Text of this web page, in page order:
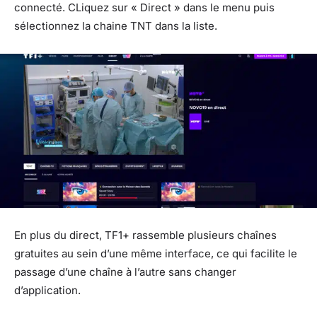
connecté. CLiquez sur « Direct » dans le menu puis
sélectionnez la chaine TNT dans la liste.
En plus du direct, TF1+ rassemble plusieurs chaînes
gratuites au sein d’une même interface, ce qui facilite le
passage d’une chaîne à l’autre sans changer
d’application.